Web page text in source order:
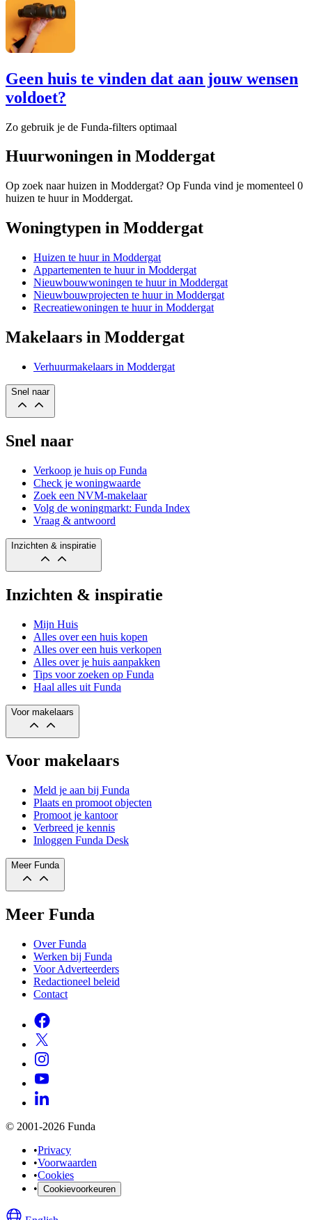
Geen huis te vinden dat aan jouw wensen
voldoet?
Zo gebruik je de Funda-filters optimaal
Huurwoningen in Moddergat
Op zoek naar huizen in Moddergat? Op Funda vind je momenteel 0
huizen te huur in Moddergat.
Woningtypen in Moddergat
Huizen te huur in Moddergat
Appartementen te huur in Moddergat
Nieuwbouwwoningen te huur in Moddergat
Nieuwbouwprojecten te huur in Moddergat
Recreatiewoningen te huur in Moddergat
Makelaars in Moddergat
Verhuurmakelaars in Moddergat
Snel naar
Snel naar
Verkoop je huis op Funda
Check je woningwaarde
Zoek een NVM-makelaar
Volg de woningmarkt: Funda Index
Vraag & antwoord
Inzichten & inspiratie
Inzichten & inspiratie
Mijn Huis
Alles over een huis kopen
Alles over een huis verkopen
Alles over je huis aanpakken
Tips voor zoeken op Funda
Haal alles uit Funda
Voor makelaars
Voor makelaars
Meld je aan bij Funda
Plaats en promoot objecten
Promoot je kantoor
Verbreed je kennis
Inloggen Funda Desk
Meer Funda
Meer Funda
Over Funda
Werken bij Funda
Voor Adverteerders
Redactioneel beleid
Contact
© 2001-2026 Funda
•Privacy
•Voorwaarden
•Cookies
• Cookievoorkeuren